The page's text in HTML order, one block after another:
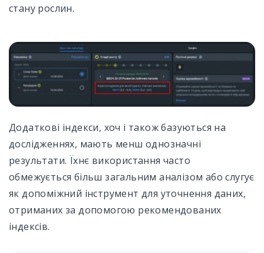
стану рослин.
Додаткові індекси, хоч і також базуються на
дослідженнях, мають менш однозначні
результати. Їхнє використання часто
обмежується більш загальним аналізом або слугує
як допоміжний інструмент для уточнення даних,
отриманих за допомогою рекомендованих
індексів.